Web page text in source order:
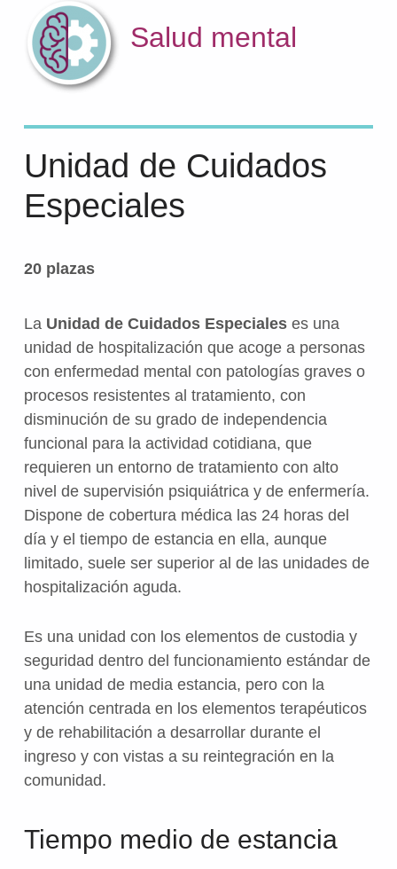
Salud mental
Unidad de Cuidados
Especiales
20 plazas
La Unidad de Cuidados Especialeses una
unidad de hospitalización que acoge a personas
con enfermedad mental con patologías graves o
procesos resistentes al tratamiento, con
disminución de su grado de independencia
funcional para la actividad cotidiana, que
requieren un entorno de tratamiento con alto
nivel de supervisión psiquiátrica y de enfermería.
Dispone de cobertura médica las 24 horas del
día y el tiempo de estancia en ella, aunque
limitado, suele ser superior al de las unidades de
hospitalización aguda.
Es una unidad con los elementos de custodia y
seguridad dentro del funcionamiento estándar de
una unidad de media estancia, pero con la
atención centrada en los elementos terapéuticos
y de rehabilitación a desarrollar durante el
ingreso y con vistas a su reintegración en la
comunidad.
Tiempo medio de estancia